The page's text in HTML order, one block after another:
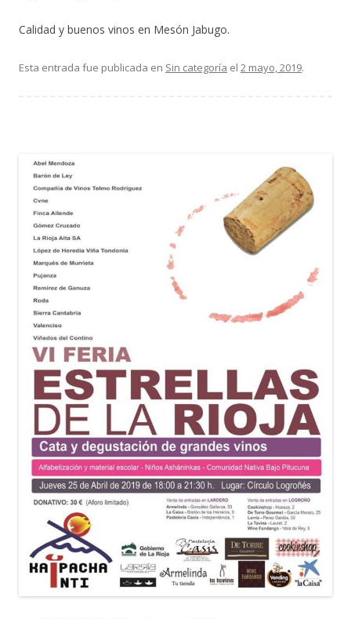
Calidad y buenos vinos en Mesón Jabugo.
Esta entrada fue publicada en Sin categoría el 2 mayo, 2019.